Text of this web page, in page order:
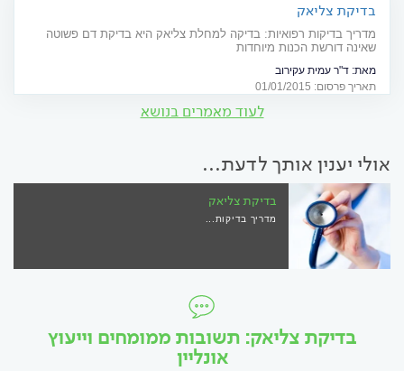
בדיקת צליאק
מדריך בדיקות רפואיות: בדיקה למחלת צליאק היא בדיקת דם פשוטה
שאינה דורשת הכנות מיוחדות
מאת: ד"ר עמית עקירוב
תאריך פרסום: 01/01/2015
לעוד מאמרים בנושא
אולי יענין אותך לדעת...
בדיקת צליאק
מדריך בדיקות...
בדיקת צליאק: תשובות ממומחים וייעוץ
אונליין